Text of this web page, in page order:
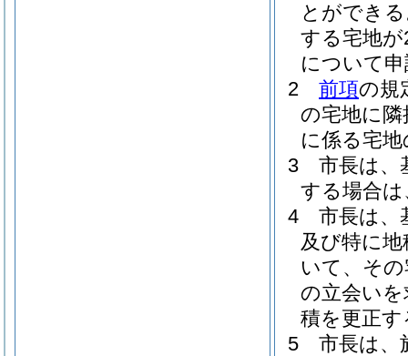
とができ
する宅地
について
2
前項の規
の宅地に
に係る宅
3
市長は、
する場合
4
市長は、
及び特に
いて、そ
の立会い
積を更正
5
市長は、